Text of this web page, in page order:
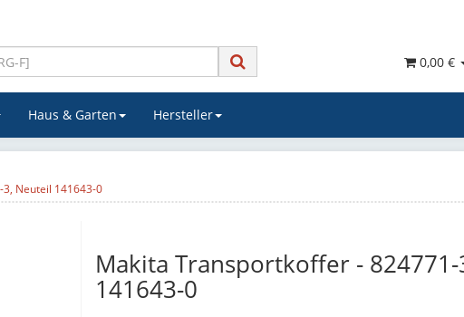
0,00 €
Haus & Garten Hersteller
Neuteil 141643-0
Makita Transportkoffer -
141643-0